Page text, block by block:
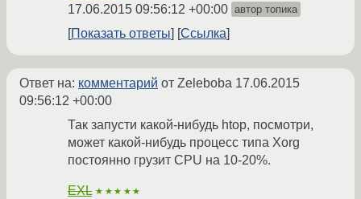
17.06.2015 09:56:12 +00:00 автор топика
Показать ответы Ссылка
Ответ на: комментарий от Zeleboba 17.06.2015
09:56:12 +00:00
Так запусти какой-нибудь htop, посмотри,
может какой-нибудь процесс типа Xorg
постоянно грузит CPU на 10-20%.
EXL ★★★★★